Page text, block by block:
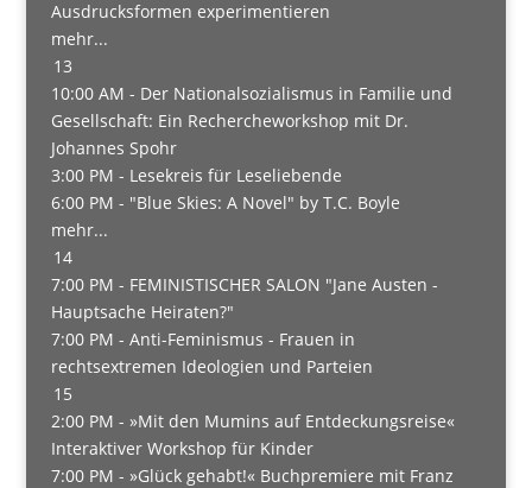
Ausdrucksformen experimentieren
mehr...
13
10:00 AM - Der Nationalsozialismus in Familie und
Gesellschaft: Ein Rechercheworkshop mit Dr.
Johannes Spohr
3:00 PM - Lesekreis für Leseliebende
6:00 PM - "Blue Skies: A Novel" by T.C. Boyle
mehr...
14
7:00 PM - FEMINISTISCHER SALON "Jane Austen -
Hauptsache Heiraten?"
7:00 PM - Anti-Feminismus - Frauen in
rechtsextremen Ideologien und Parteien
15
2:00 PM - »Mit den Mumins auf Entdeckungsreise«
Interaktiver Workshop für Kinder
7:00 PM - »Glück gehabt!« Buchpremiere mit Franz